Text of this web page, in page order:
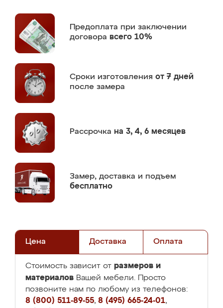
Предоплата при заключении
договора всего 10%
Сроки изготовления от 7 дней
после замера
Рассрочка на 3, 4, 6 месяцев
Замер, доставка и подъем
бесплатно
Цена Доставка Оплата
Стоимость зависит от размеров и
материалов Вашей мебели. Просто
позвоните нам по любому из телефонов:
8 (800) 511-89-55, 8 (495) 665-24-01,